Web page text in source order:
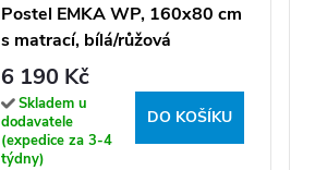
Postel EMKA WP, 160x80 cm
s matrací, bílá/růžová
6 190 Kč
Skladem u
dodavatele
(expedice za 3-4
týdny)
DO KOŠÍKU